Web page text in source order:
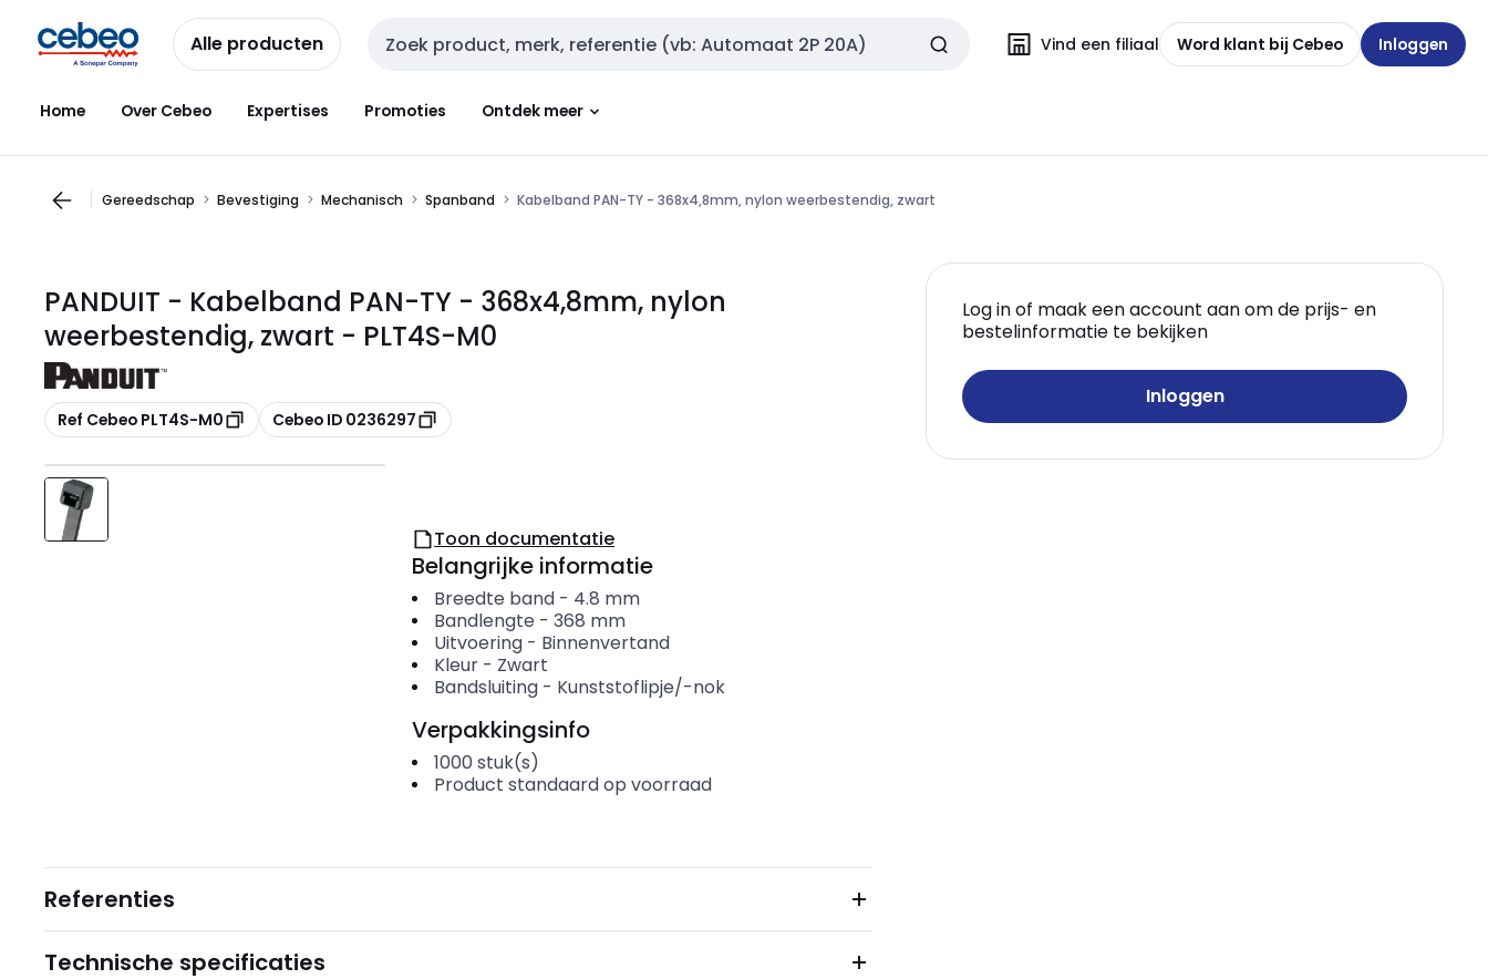
naar
navigatie
naar
inhoud
Alle producten Zoekveld invoer Vind een filiaal Word klant bij Cebeo Inloggen
Home Over Cebeo Expertises Promoties Ontdek meer
Gereedschap Bevestiging Mechanisch Spanband Kabelband PAN-TY - 368x4,8mm, nylon weerbestendig, zwart
PANDUIT - Kabelband PAN-TY - 368x4,8mm, nylon
weerbestendig, zwart - PLT4S-M0
Kopiëren
Ref Cebeo PLT4S-M0 Kopiëren
Cebeo ID 0236297
Log in of maak een account aan om de prijs- en
bestelinformatie te bekijken
Inloggen
Toon documentatie
Belangrijke informatie
Breedte band- 4.8 mm
Bandlengte - 368 mm
Uitvoering- Binnenvertand
Kleur- Zwart
Bandsluiting- Kunststoflipje/-nok
Verpakkingsinfo
1000 stuk(s)
Product standaard op voorraad
Referenties
Technische specificaties